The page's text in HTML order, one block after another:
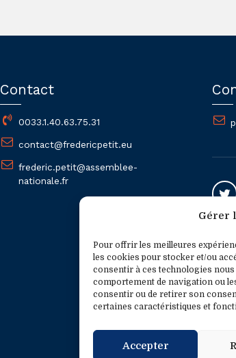
Gérer
Pour offrir les meilleures
les cookies pour stocker et/ou
consentir à ces technologies
comportement de navigation ou
consentir ou de retirer son
certaines caractéristiques et
Accepter
Contact
0033.1.40.63.75.31
contact@fredericpetit.eu
frederic.petit@assemblee-
nationale.fr